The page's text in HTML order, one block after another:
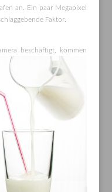
an. Ein paar Megapixel
Faktor.
beschäftigt,
kommen